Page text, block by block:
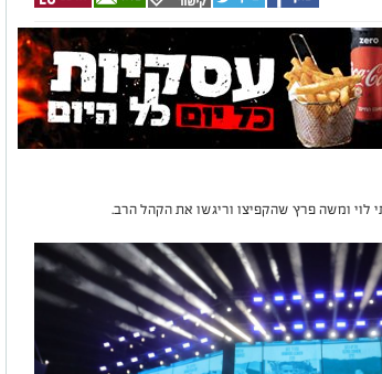
לוי ומשה פרץ שהקפיצו וריגשו את הקהל הרב.